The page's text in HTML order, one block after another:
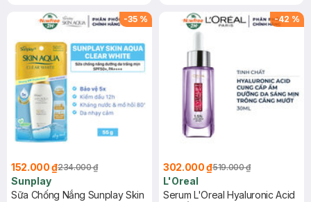
-35 %
152.000 ₫234.000 ₫
Sunplay
Sữa Chống Nắng Sunplay Skin
-42 %
302.000 ₫519.000 ₫
L'Oreal
Serum L'Oreal Hyaluronic Acid